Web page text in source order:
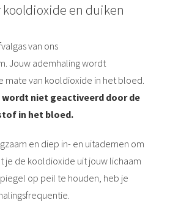
kooldioxide en duiken
van ons
Jouw ademhaling wordt
mate van kooldioxide in het bloed.
niet geactiveerd door de
in het bloed.
en diep in- en uitademen om
je de kooldioxide uit jouw lichaam
op peil te houden, heb je